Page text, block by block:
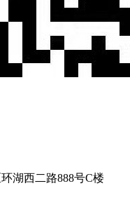
湖西二路888号C楼